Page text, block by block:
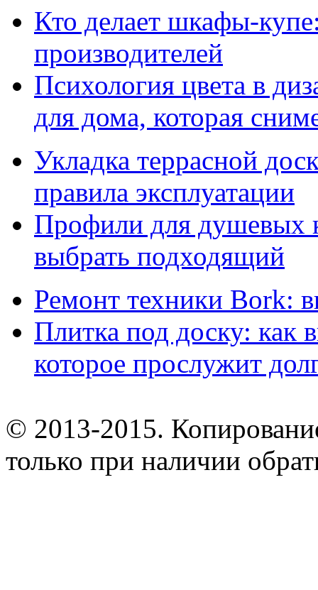
Кто делает шкафы-
производителей
Психология цвета в
для дома, которая
Укладка террасной
правила эксплуатации
Профили для душевых
выбрать подходящий
Ремонт техники Bork:
Плитка под доску: как
которое прослужит
© 2013-2015.
только при наличии